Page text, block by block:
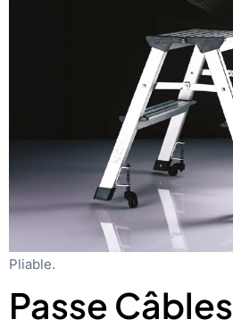
Pliable.
Passe Câbles